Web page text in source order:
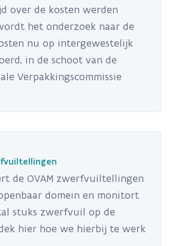
over de kosten werden
het onderzoek naar de
nu op intergewestelijk
in de schoot van de
Verpakkingscommissie
de OVAM zwerfvuiltellingen
domein en monitort
stuks zwerfvuil op de
hier hoe we hierbij te werk